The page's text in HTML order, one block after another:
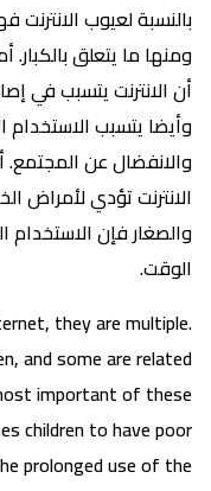
بالنسبة لعيوب
ومنها ما يتعلق
أن الانترنت يتسبب في
وأيضا يتسبب الاستخدام
والانفضال عن المجتمع.
الانترنت تؤدي لأمراض
والصغار فإن
الوقت.
they are multiple.
and some are related
important of these
children to have poor
prolonged use of the